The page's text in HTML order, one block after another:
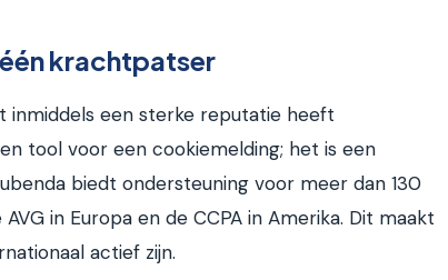
krachtpatser
inmiddels een sterke reputatie heeft
tool voor een cookiemelding; het is een
biedt ondersteuning voor meer dan 130
in Europa en de CCPA in Amerika. Dit maakt
actief zijn.